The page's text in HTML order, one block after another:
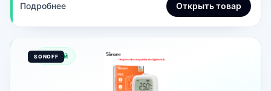
Подробнее Открыть товар
Новый